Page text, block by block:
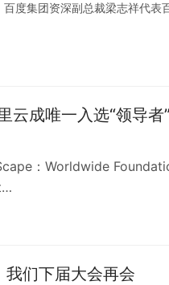
度集团资深副总裁梁志祥代表
云成唯一入选“领导者
：Worldwide
们下届大会再会